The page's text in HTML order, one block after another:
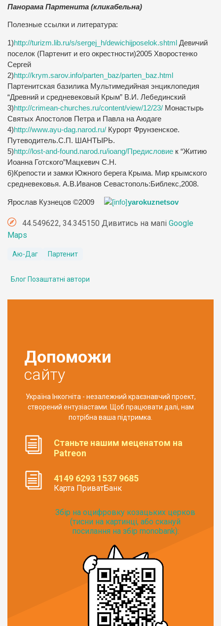
Панорама Партенита (кликабельна)
Полезные ссылки и литература:
1)http://turizm.lib.ru/s/sergej_h/dewichijposelok.shtml Девичий
поселок (Партенит и его окрестности)2005 Хворостенко
Сергей
2)http://krym.sarov.info/parten_baz/parten_baz.html
Партенитская базилика Мультимедийная энциклопедия
“Древний и средневековый Крым” В.И. Лебединский
3)http://crimean-churches.ru/content/view/12/23/ Монастырь
Святых Апостолов Петра и Павла на Аюдаге
4)http://www.ayu-dag.narod.ru/ Курорт Фрунзенское.
Путеводитель.С.П. ШАНТЫРЬ.
5)http://lost-and-found.narod.ru/ioang/Предисловие к “Житию
Иоанна Готского”Мацкевич С.Н.
6)Крепости и замки Южного берега Крыма. Мир крымского
средневековья. А.В.Иванов Севастополь:Библекс,2008.
Ярослав Кузнецов ©2009 yarokuznetsov
44.549622, 34.345150 Дивитись на мапі Google
Maps
Аю-Даг Партенит
Блог Позаштатні автори
Допоможи
сайту
Україна Інкогніта - незалежний краєзнавчий проект,
створений ентузіастами. Щоб працювати далі, нам
потрібна ваша підтримка.
Станьте нашим меценатом на
Patreon
4149 6293 1537 9685
Карта ПриватБанк
Збір на оцифровку козацьких церков
(тисни на картинці, або скануй
посилання на збір monobank):